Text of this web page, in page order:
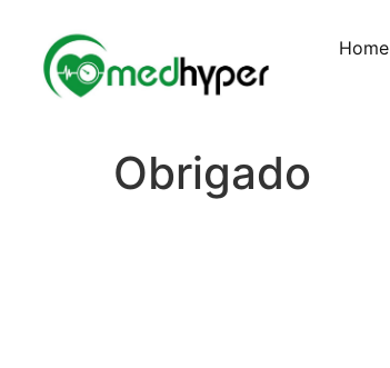
Home
Obrigado